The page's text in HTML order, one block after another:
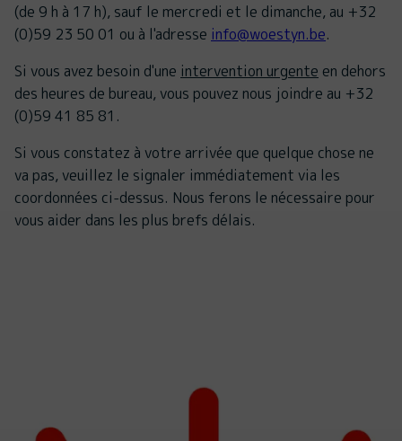
(de 9 h à 17 h), sauf le mercredi et le dimanche, au +32
(0)59 23 50 01 ou à l'adresse info@woestyn.be.
Si vous avez besoin d'une intervention urgente en dehors
des heures de bureau, vous pouvez nous joindre au +32
(0)59 41 85 81.
Si vous constatez à votre arrivée que quelque chose ne
va pas, veuillez le signaler immédiatement via les
coordonnées ci-dessus. Nous ferons le nécessaire pour
vous aider dans les plus brefs délais.